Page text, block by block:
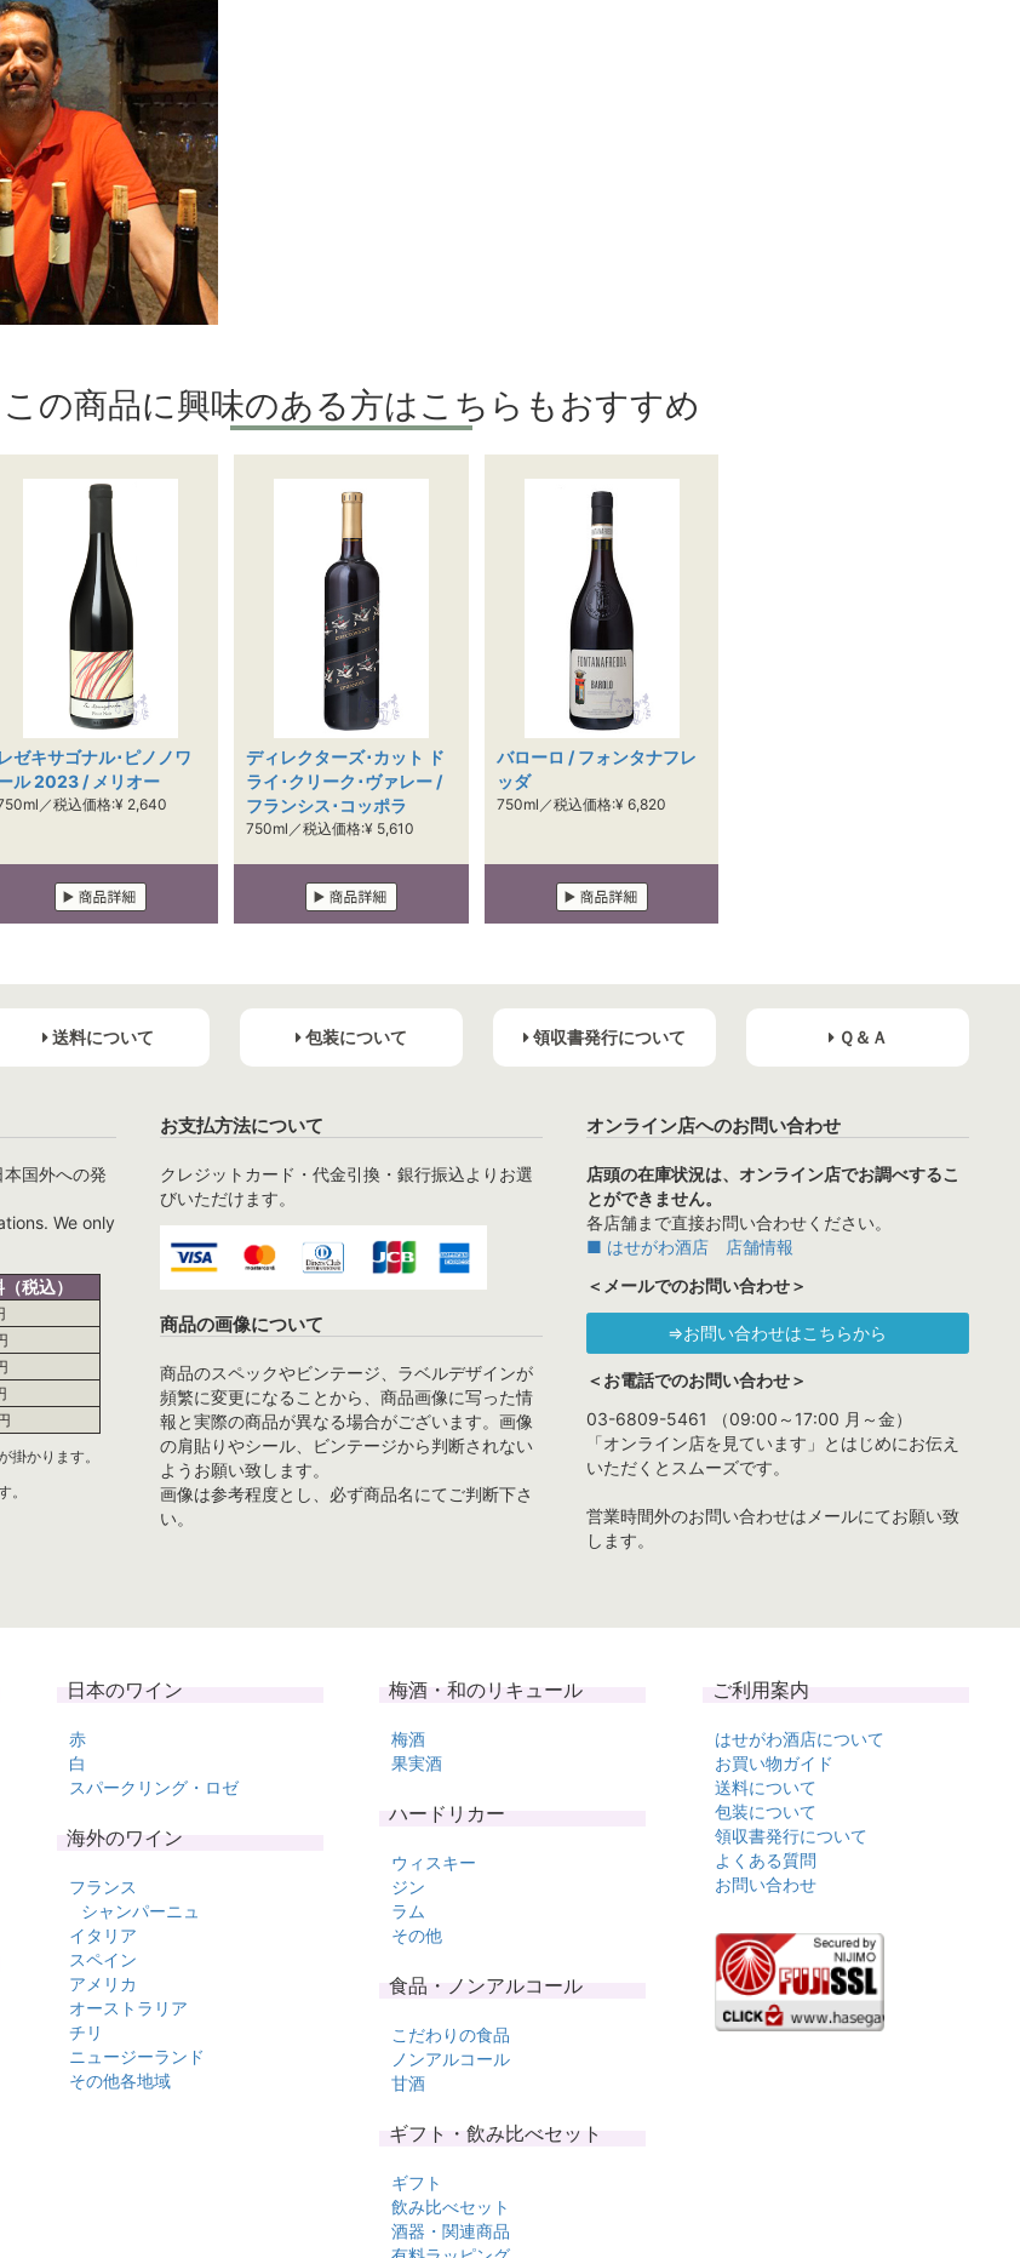
この商品に興味のある方はこちらもおすすめ
レゼキサゴナル･ピノノワ
ル 2023 / メリオー
／税込価格:¥ 2,640
ディレクターズ･カット ド
ライ･クリーク･ヴァレー /
フランシス･コッポラ
750ml／税込価格:¥ 5,610
バローロ / フォンタナフレ
ッダ
750ml／税込価格:¥ 6,820
送料について 包装について 領収書発行について Ｑ＆Ａ
国外への発
We only
税込）
かります。
。
お支払方法について
クレジットカード・代金引換・銀行振込よりお選
びいただけます。
商品の画像について
商品のスペックやビンテージ、ラベルデザインが
頻繁に変更になることから、商品画像に写った情
報と実際の商品が異なる場合がございます。画像
の肩貼りやシール、ビンテージから判断されない
ようお願い致します。
画像は参考程度とし、必ず商品名にてご判断下さ
い。
オンライン店へのお問い合わせ
店頭の在庫状況は、オンライン店でお調べするこ
とができません。
各店舗まで直接お問い合わせください。
■ はせがわ酒店 店舗情報
＜メールでのお問い合わせ＞
⇒お問い合わせはこちらから
＜お電話でのお問い合わせ＞
03-6809-5461 （09:00～17:00 月～金）
「オンライン店を見ています」とはじめにお伝え
いただくとスムーズです。
営業時間外のお問い合わせはメールにてお願い致
します。
日本のワイン
赤
白
スパークリング・ロゼ
海外のワイン
フランス
シャンパーニュ
イタリア
スペイン
アメリカ
オーストラリア
チリ
ニュージーランド
その他各地域
梅酒・和のリキュール
梅酒
果実酒
ハードリカー
ウィスキー
ジン
ラム
その他
食品・ノンアルコール
こだわりの食品
ノンアルコール
甘酒
ギフト・飲み比べセット
ギフト
飲み比べセット
酒器・関連商品
ご利用案内
はせがわ酒店について
お買い物ガイド
送料について
包装について
領収書発行について
よくある質問
お問い合わせ